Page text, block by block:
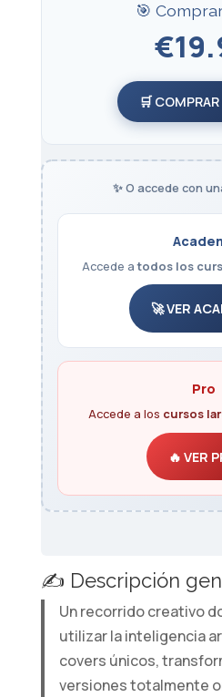
🎯
🛒
✨ O accede con
Accede atodos los
🚀 VER
Pro
Accede a los cursos
🔥 VER
✍️ Descripción
Un recorrido creativo
utilizar la inteligencia
covers únicos,
versiones totalmente